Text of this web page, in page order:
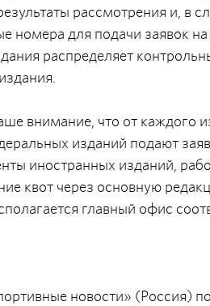
рассмотрения и, в
номера для подачи заявок
распределяет
внимание, что от каждого
изданий подают
иностранных изданий,
квот через основную
главный офис
новости» (Россия)